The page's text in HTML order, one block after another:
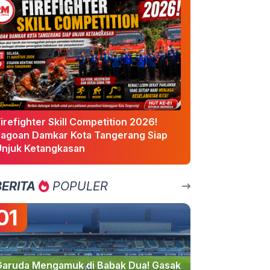
Skill Competition 2026!
Damkar Kota Tangerang Siap
Ketangkasan
POPULER
Mengamuk di Babak Dua! Gasak